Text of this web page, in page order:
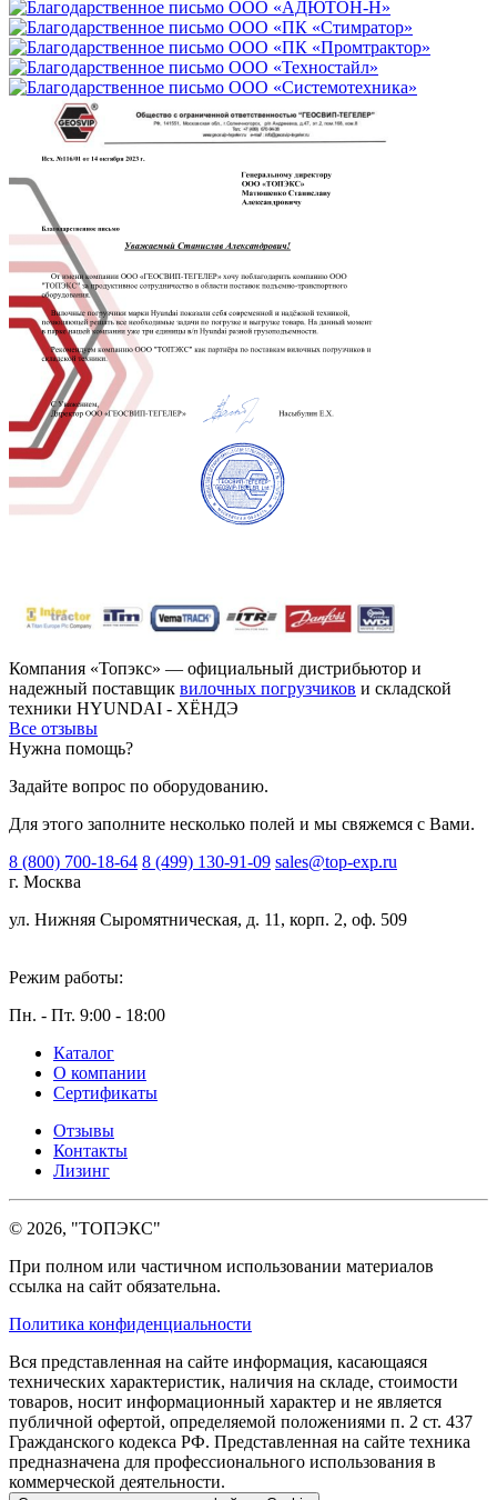
Компания «Топэкс» — официальный дистрибьютор и
надежный поставщик вилочных погрузчиков и складской
техники HYUNDAI - ХЁНДЭ
Все отзывы
Нужна помощь?
Задайте вопрос по оборудованию.
Для этого заполните несколько полей и мы свяжемся с Вами.
8 (800) 700-18-64 8 (499) 130-91-09 sales@top-exp.ru
г. Москва
ул. Нижняя Сыромятническая, д. 11, корп. 2, оф. 509
Режим работы:
Пн. - Пт. 9:00 - 18:00
Каталог
О компании
Сертификаты
Отзывы
Контакты
Лизинг
© 2026, "ТОПЭКС"
При полном или частичном использовании материалов
ссылка на сайт обязательна.
Политика конфиденциальности
Вся представленная на сайте информация, касающаяся
технических характеристик, наличия на складе, стоимости
товаров, носит информационный характер и не является
публичной офертой, определяемой положениями п. 2 ст. 437
Гражданского кодекса РФ. Представленная на сайте техника
предназначена для профессионального использования в
коммерческой деятельности.